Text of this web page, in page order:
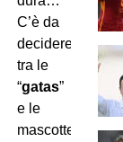
C’è da
decidere
tra le
“gatas”
e le
mascotte?